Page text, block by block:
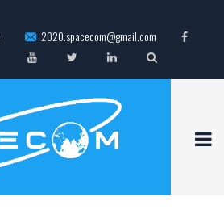
2020.spacecom@gmail.com